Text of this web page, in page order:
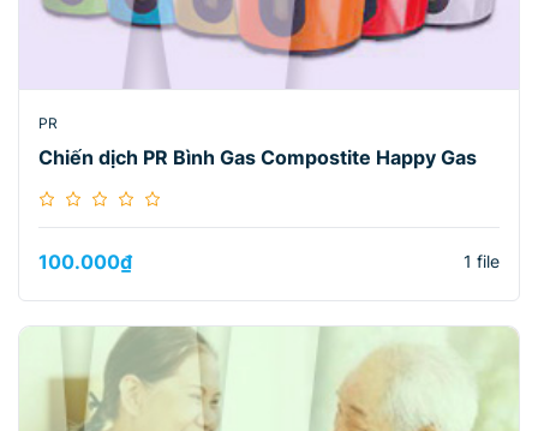
PR
Chiến dịch PR Bình Gas Compostite Happy Gas
100.000₫ 1 file